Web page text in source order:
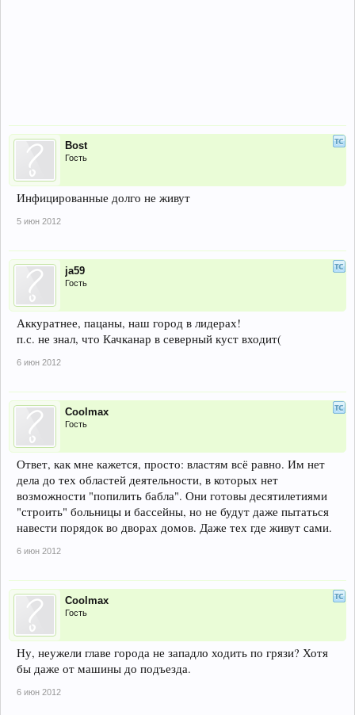
Bost
Гость
Инфицированные долго не живут
5 июн 2012
ja59
Гость
Аккуратнее, пацаны, наш город в лидерах!
п.с. не знал, что Качканар в северный куст входит(
6 июн 2012
Coolmax
Гость
Ответ, как мне кажется, просто: властям всё равно. Им нет
дела до тех областей деятельности, в которых нет
возможности "попилить бабла". Они готовы десятилетиями
"строить" больницы и бассейны, но не будут даже пытаться
навести порядок во дворах домов. Даже тех где живут сами.
6 июн 2012
Coolmax
Гость
Ну, неужели главе города не западло ходить по грязи? Хотя
бы даже от машины до подъезда.
6 июн 2012